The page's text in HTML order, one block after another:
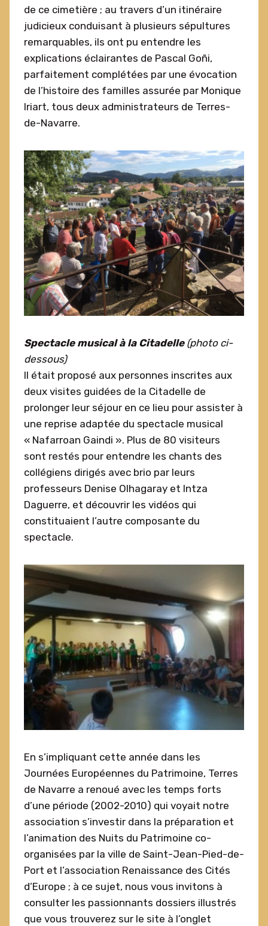
de ce cimetière ; au travers d’un itinéraire
judicieux conduisant à plusieurs sépultures
remarquables, ils ont pu entendre les
explications éclairantes de Pascal Goñi,
parfaitement complétées par une évocation
de l’histoire des familles assurée par Monique
Iriart, tous deux administrateurs de Terres-
de-Navarre.
Spectacle musical à la Citadelle (photo ci-
dessous)
Il était proposé aux personnes inscrites aux
deux visites guidées de la Citadelle de
prolonger leur séjour en ce lieu pour assister à
une reprise adaptée du spectacle musical
« Nafarroan Gaindi ». Plus de 80 visiteurs
sont restés pour entendre les chants des
collégiens dirigés avec brio par leurs
professeurs Denise Olhagaray et Intza
Daguerre, et découvrir les vidéos qui
constituaient l’autre composante du
spectacle.
En s’impliquant cette année dans les
Journées Européennes du Patrimoine, Terres
de Navarre a renoué avec les temps forts
d’une période (2002-2010) qui voyait notre
association s’investir dans la préparation et
l’animation des Nuits du Patrimoine co-
organisées par la ville de Saint-Jean-Pied-de-
Port et l’association Renaissance des Cités
d’Europe ; à ce sujet, nous vous invitons à
consulter les passionnants dossiers illustrés
que vous trouverez sur le site à l’onglet